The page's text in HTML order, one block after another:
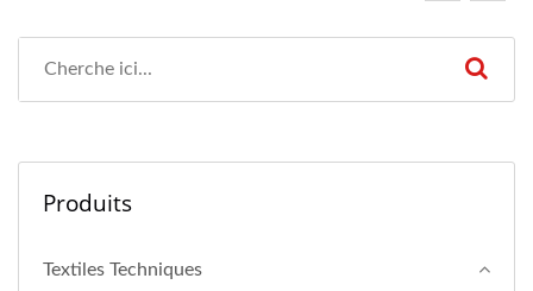
Produits
Textiles Techniques